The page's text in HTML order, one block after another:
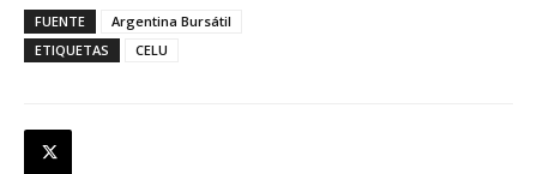
FUENTE
Argentina Bursátil
ETIQUETAS
CELU